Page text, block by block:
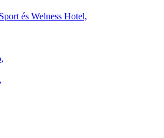
és Welness Hotel,